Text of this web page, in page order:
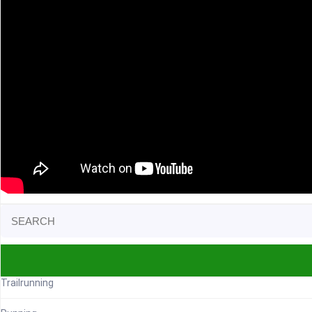
for:
Trailrunning